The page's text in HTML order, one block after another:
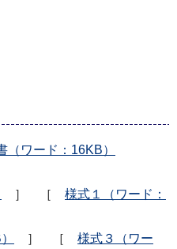
ワード：16KB）
］ ［ 様式１（ワード：
］ ［ 様式３（ワー